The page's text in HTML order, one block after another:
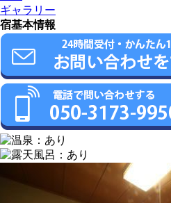
ギャラリー
宿基本情報